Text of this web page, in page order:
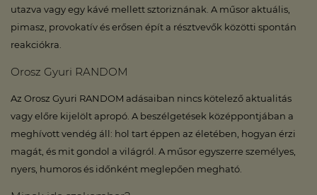
utazva vagy egy kávé mellett sztoriznának. A műsor aktuális,
pimasz, provokatív és erősen épít a résztvevők közötti spontán
reakciókra.
Orosz Gyuri RANDOM
Az Orosz Gyuri RANDOM adásaiban nincs kötelező aktualitás
vagy előre kijelölt apropó. A beszélgetések középpontjában a
meghívott vendég áll: hol tart éppen az életében, hogyan érzi
magát, és mit gondol a világról. A műsor egyszerre személyes,
nyers, humoros és időnként meglepően megható.